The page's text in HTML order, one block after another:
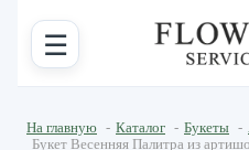
☰
На главную - Каталог - Букеты -
Букет Весенняя Палитра из